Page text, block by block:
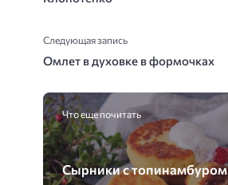
Следующая запись
Омлет в духовке в формочках
Что еще почитать
Сырники с топинамбуром